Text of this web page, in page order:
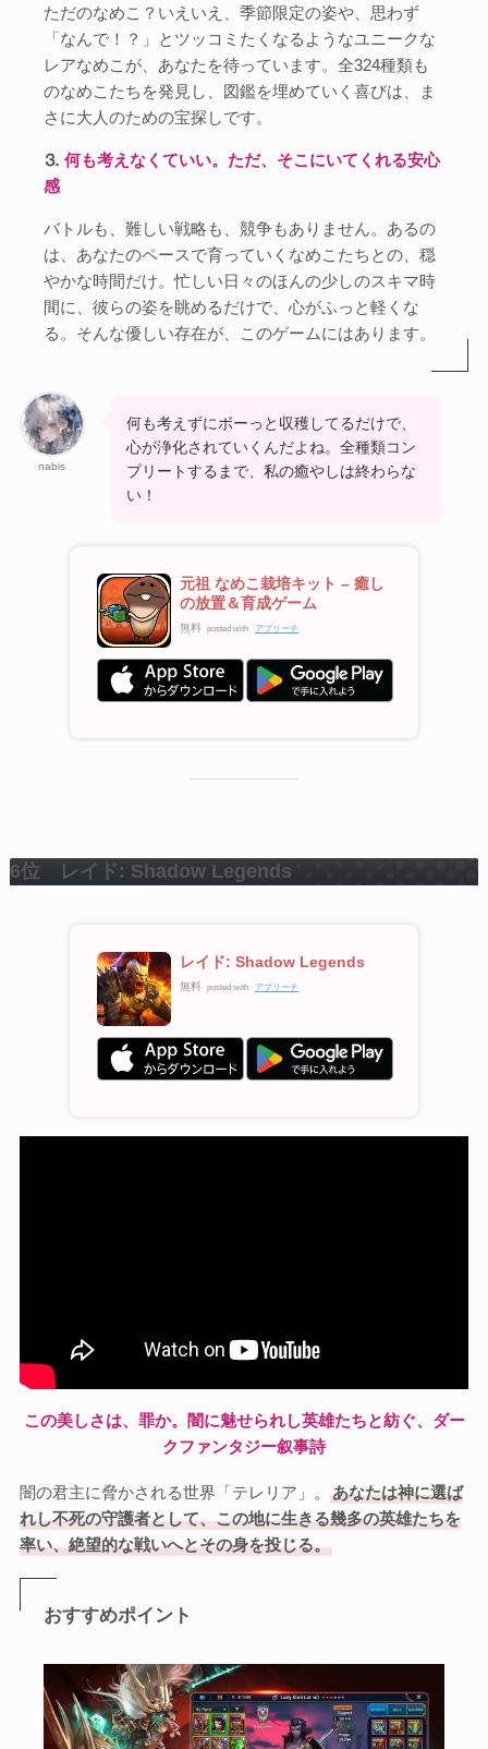
ただのなめこ？いえいえ、季節限定の姿や、思わず
「なんで！？」とツッコミたくなるようなユニークな
レアなめこが、あなたを待っています。全324種類も
のなめこたちを発見し、図鑑を埋めていく喜びは、ま
さに大人のための宝探しです。
⒊何も考えなくていい。ただ、そこにいてくれる安心
感
バトルも、難しい戦略も、競争もありません。あるの
は、あなたのペースで育っていくなめこたちとの、穏
やかな時間だけ。忙しい日々のほんの少しのスキマ時
間に、彼らの姿を眺めるだけで、心がふっと軽くな
る。そんな優しい存在が、このゲームにはあります。
nabis
何も考えずにボーっと収穫してるだけで、
心が浄化されていくんだよね。全種類コン
プリートするまで、私の癒やしは終わらな
い！
元祖 なめこ栽培キット – 癒し
の放置＆育成ゲーム
無料 posted with アプリーチ
6位 レイド: Shadow Legends
レイド: Shadow Legends
無料 posted with アプリーチ
この美しさは、罪か。闇に魅せられし英雄たちと紡ぐ、ダー
クファンタジー叙事詩
闇の君主に脅かされる世界「テレリア」。
あなたは神に選ば
れし不死の守護者として、この地に生きる幾多の英雄たちを
率い、絶望的な戦いへとその身を投じる。
おすすめポイント